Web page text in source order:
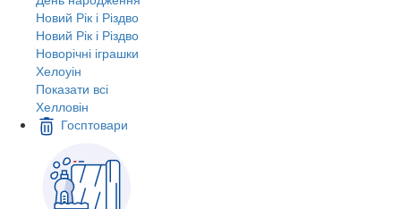
Новий Рік і Різдво
Новий Рік і Різдво
Новорічні іграшки
Хелоуін
Показати всі
Хелловін
Госптовари